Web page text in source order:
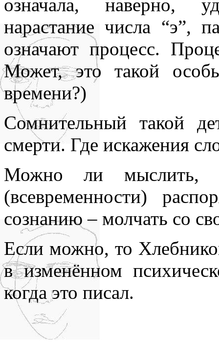
означала, наверно,
нарастание числа “э”,
означают процесс.
Может, это такой
времени?)
Сомнительный такой
смерти. Где искажения
Можно ли мыслить,
(всевременности)
сознанию – молчать со
Если можно, то
в изменённом
когда это писал.